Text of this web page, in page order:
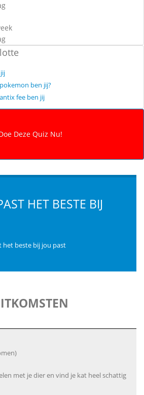
ben jij?
fee ben jij
HET BESTE BIJ
het beste bij jou past
met je dier en vind je kat heel schattig